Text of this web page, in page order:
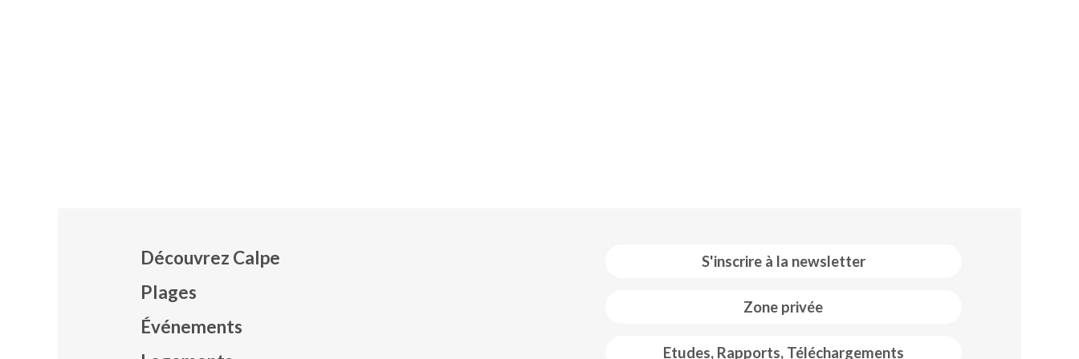
S'inscrire à la newsletter
Zone privée
Etudes, Rapports, Téléchargements
Découvrez Calpe
Plages
Événements